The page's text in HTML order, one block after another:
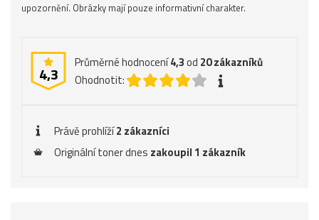
upozornění. Obrázky mají pouze informativní charakter.
4,3
Průměrné hodnocení4,3od 20zákazníků
Ohodnotit:
Právě prohlíží2 zákazníci
Originální toner dnes zakoupil 1 zákazník